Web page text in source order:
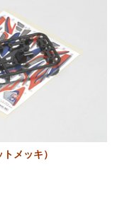
メッキ）